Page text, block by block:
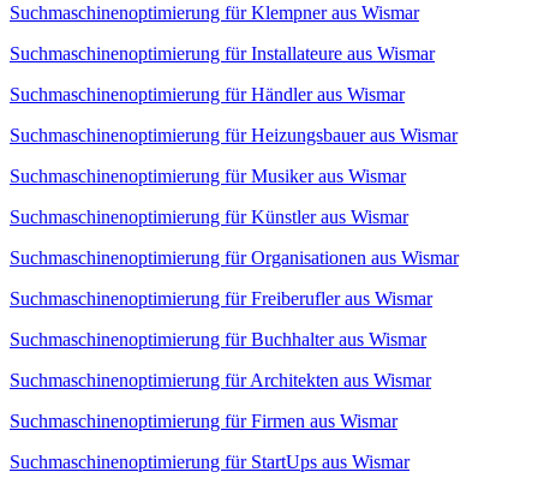
Suchmaschinenoptimierung für Klempner aus Wismar
Suchmaschinenoptimierung für Installateure aus Wismar
Suchmaschinenoptimierung für Händler aus Wismar
Suchmaschinenoptimierung für Heizungsbauer aus Wismar
Suchmaschinenoptimierung für Musiker aus Wismar
Suchmaschinenoptimierung für Künstler aus Wismar
Suchmaschinenoptimierung für Organisationen aus Wismar
Suchmaschinenoptimierung für Freiberufler aus Wismar
Suchmaschinenoptimierung für Buchhalter aus Wismar
Suchmaschinenoptimierung für Architekten aus Wismar
Suchmaschinenoptimierung für Firmen aus Wismar
Suchmaschinenoptimierung für StartUps aus Wismar